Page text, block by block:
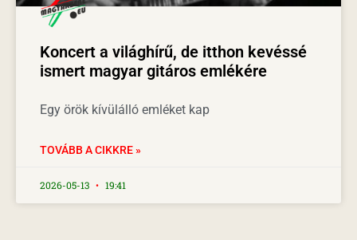
Koncert a világhírű, de itthon kevéssé
ismert magyar gitáros emlékére
Egy örök kívülálló emléket kap
TOVÁBB A CIKKRE »
2026-05-13 19:41